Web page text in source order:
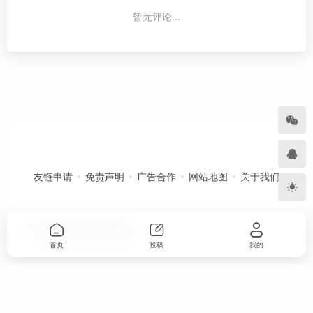
暂无评论...
友链申请 免责声明 广告合作 网站地图 关于我们
Copyright © 2026
首页 投稿 我的